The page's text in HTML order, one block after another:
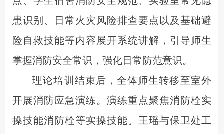
患识别、日常火灾风险排查要点以及基础避
险自救技能等内容展开系统讲解 ，引导师生
掌握消防安全常识，强化日常防范意识。
理论培训结束后，全体师生转移至室外
开展消防应急演练。演练重点聚焦消防栓实
操技能消防栓等实操技能。王瑶与保卫处工